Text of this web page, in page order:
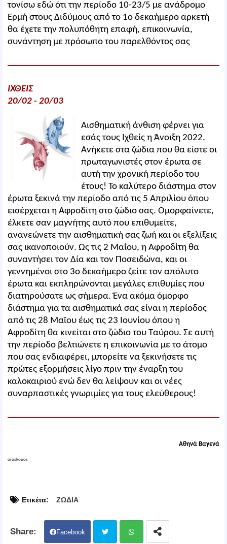
τονίσω εδώ ότι την περίοδο 10-23/5 με ανάδρομο
Ερμή στους Διδύμους από το 1ο δεκαήμερο αρκετή
θα έχετε την πολυπόθητη επαφή, επικοινωνία,
συνάντηση με πρόσωπο του παρελθόντος σας
ΙΧΘΕΙΣ
20/02 - 20/03
Αισθηματική άνθιση φέρνει για
εσάς τους Ιχθείς η Άνοιξη 2022.
Ανήκετε στα ζώδια που θα είστε οι
πρωταγωνιστές στον έρωτα σε
αυτή την χρονική περίοδο του
έτους! Το καλύτερο διάστημα στον
έρωτα ξεκινά την περίοδο από τις 5 Απριλίου όπου
εισέρχεται η Αφροδίτη στο ζώδιο σας. Ομορφαίνετε,
έλκετε σαν μαγνήτης αυτό που επιθυμείτε,
ανανεώνετε την αισθηματική σας ζωή και οι εξελίξεις
σας ικανοποιούν. Ως τις 2 Μαΐου, η Αφροδίτη θα
συναντήσει τον Δία και τον Ποσειδώνα, και οι
γεννημένοι στο 3ο δεκαήμερο ζείτε τον απόλυτο
έρωτα και εκπληρώνονται μεγάλες επιθυμίες που
διατηρούσατε ως σήμερα. Ένα ακόμα όμορφο
διάστημα για τα αισθηματικά σας είναι η περίοδος
από τις 28 Μαϊου έως τις 23 Ιουνίου όπου η
Αφροδίτη θα κινείται στο ζώδιο του Ταύρου. Σε αυτή
την περίοδο βελτιώνετε η επικοινωνία με το άτομο
που σας ενδιαφέρει, μπορείτε να ξεκινήσετε τις
πρώτες εξορμήσεις λίγο πριν την έναρξη του
καλοκαιριού ενώ δεν θα λείψουν και οι νέες
συναρπαστικές γνωριμίες για τους ελεύθερους!
Αθηνά Βαγενά
oroskopos
Ετικέτα: ΖΩΔΙΑ
Facebook